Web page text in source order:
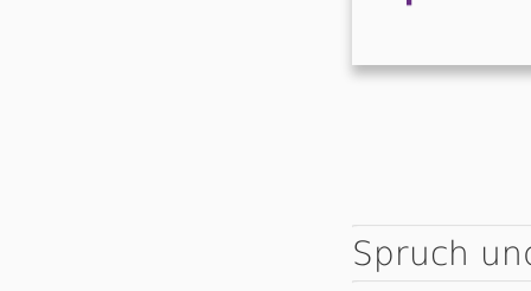
Spruch